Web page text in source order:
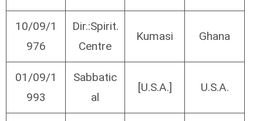
10/09/1
976
Dir.:Spirit.
Centre
Kumasi Ghana
01/09/1
993
Sabbatic
al
[U.S.A.] U.S.A.